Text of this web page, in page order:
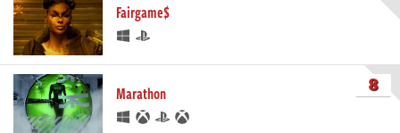
Fairgame$
Marathon 8